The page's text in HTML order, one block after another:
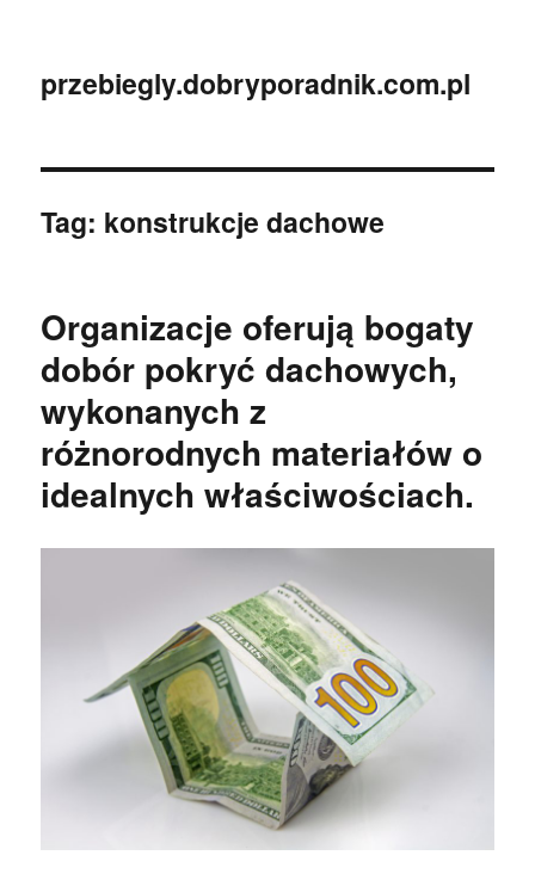
przebiegly.dobryporadnik.com.pl
Tag: konstrukcje dachowe
Organizacje oferują bogaty
dobór pokryć dachowych,
wykonanych z
różnorodnych materiałów o
idealnych właściwościach.